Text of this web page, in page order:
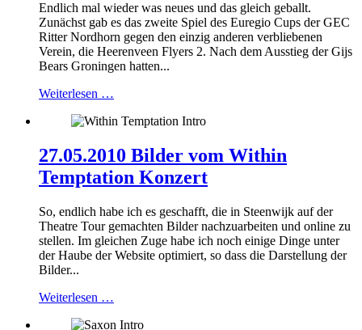
Endlich mal wieder was neues und das gleich geballt.
Zunächst gab es das zweite Spiel des Euregio Cups der GEC
Ritter Nordhorn gegen den einzig anderen verbliebenen
Verein, die Heerenveen Flyers 2. Nach dem Ausstieg der Gijs
Bears Groningen hatten...
Weiterlesen …
27.05.2010 Bilder vom Within
Temptation Konzert
So, endlich habe ich es geschafft, die in Steenwijk auf der
Theatre Tour gemachten Bilder nachzuarbeiten und online zu
stellen. Im gleichen Zuge habe ich noch einige Dinge unter
der Haube der Website optimiert, so dass die Darstellung der
Bilder...
Weiterlesen …